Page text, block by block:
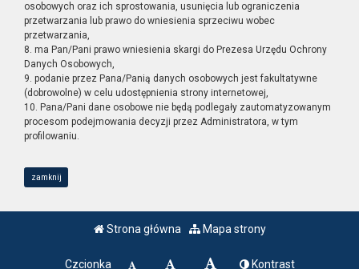
osobowych oraz ich sprostowania, usunięcia lub ograniczenia
przetwarzania lub prawo do wniesienia sprzeciwu wobec
przetwarzania,
8. ma Pan/Pani prawo wniesienia skargi do Prezesa Urzędu Ochrony
Danych Osobowych,
9. podanie przez Pana/Panią danych osobowych jest fakultatywne
(dobrowolne) w celu udostępnienia strony internetowej,
10. Pana/Pani dane osobowe nie będą podlegały zautomatyzowanym
procesom podejmowania decyzji przez Administratora, w tym
profilowaniu.
zamknij
Strona główna Mapa strony
Czcionka Kontrast